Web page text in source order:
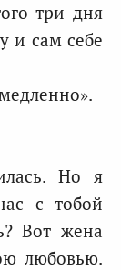
три дня
и сам себе
Но я
с тобой
Вот жена
любовью.